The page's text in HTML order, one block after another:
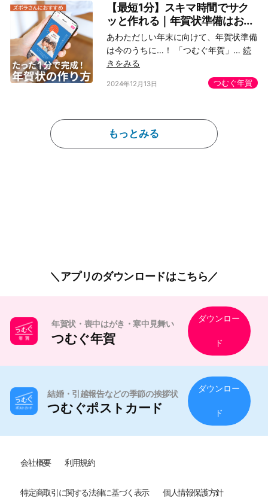
【最短1分】スキマ時間でサク
ッと作れる｜年賀状準備はお...
あわただしい年末に向けて、年賀状準備
は今のうちに…！ 「つむぐ年賀」…続
きをみる
2024年12月13日 つむぐ年賀
もっとみる
アプリのダウンロードはこちら
年賀状・喪中はがき・寒中見舞い
つむぐ年賀
ダウンロー
ド
結婚・引越報告などの季節の挨拶状
つむぐポストカード
ダウンロー
ド
会社概要 利用規約
特定商取引に関する法律に基づく表示 個人情報保護方針